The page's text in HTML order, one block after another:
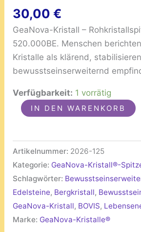
30,00 €
GeaNova-Kristall –
520.000BE. Menschen
Kristalle als klärend,
bewusstseinserweiternd
Verfügbarkeit: 1 vorrätig
IN DEN WARENKORB
Artikelnummer: 2026-125
Kategorie: GeaNova-Kristall®-
Schlagwörter:
Edelsteine, Bergkristall,
GeaNova-Kristall, BOVIS,
Marke: GeaNova-Kristalle®